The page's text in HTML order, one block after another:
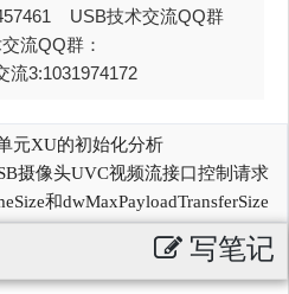
USB技术交流QQ群
流QQ群：
3:1031974172
元XU的初始化分析
摄像头UVC视频流接口控制请求
和dwMaxPayloadTransferSize
写笔记